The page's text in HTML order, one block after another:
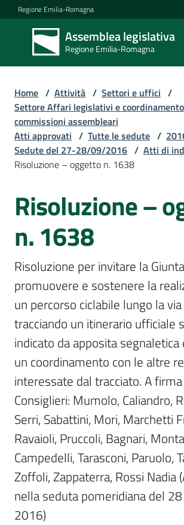
Vai al contenuto
Vai alla navigazione
Vai al footer
Regione Emilia-Romagna
Assemblea legislativa
Regione Emilia-Romagna
Assemblea
legislativa
Regione Emilia-
Assemblea
Per
i
media
Per
i
cittadini
Home / Attività / Settori e uffici /
Settore Affari legislativi e coordinamento
commissioni assembleari
Atti approvati / Tutte le sedute /
Sedute del 27-28/09/2016 / Atti di
Risoluzione – oggetto n. 1638
Risoluzione –
n. 1638
Risoluzione per invitare la
promuovere e sostenere la
un percorso ciclabile lungo la
tracciando un itinerario ufficiale
indicato da apposita
un coordinamento con le altre
interessate dal tracciato. A
Consiglieri: Mumolo, Caliandro,
Serri, Sabattini, Mori, Marchetti
Ravaioli, Pruccoli, Bagnari,
Campedelli, Tarasconi, Paruolo,
Zoffoli, Zappaterra, Rossi Nadia
nella seduta pomeridiana del
2016)